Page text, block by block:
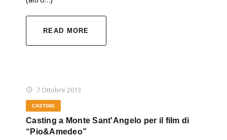
READ MORE
7 Ottobre 2013
CASTING
Casting a Monte Sant'Angelo per il film di
“Pio&Amedeo”